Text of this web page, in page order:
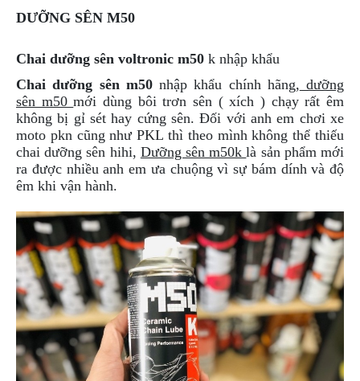
ĐỒ
PHỤ
KIỆN
XSR
155
ÁO
MƯA
GIVI
TAY
MOTO
DƯỠNG
SÊN
BALO
TÚI
ĐEO
GIVI
DƯỠNG SÊN M50
Chai dưỡng sên voltronic m50 k nhập khẩu
Chai dưỡng sên m50nhập khẩu chính hãng, dưỡng
sên m50mới dùng bôi trơn sên ( xích ) chạy rất êm
không bị gỉ sét hay cứng sên. Đối với anh em chơi xe
moto pkn cũng như PKL thì theo mình không thể thiếu
chai dưỡng sên hihi, Dưỡng sên m50klà sản phẩm mới
ra được nhiều anh em ưa chuộng vì sự bám dính và độ
êm khi vận hành.